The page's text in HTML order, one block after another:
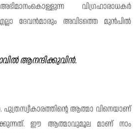
വിഗ്രഹാരാധകർ
ദേവൻമാരും അവിടത്തെ മുൻപിൽ
ആനന്ദിക്കുവിൻ.
പുത്രസ്വീകാരത്തിന്റെ ആത്മാ വിനെയാണ്
ഈ ആത്മാവുമൂല മാണ് നാം